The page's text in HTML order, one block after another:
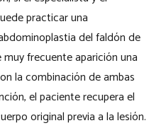
practicar una
del faldón de
frecuente aparición una
la combinación de ambas
el paciente recupera el
original previa a la lesión.